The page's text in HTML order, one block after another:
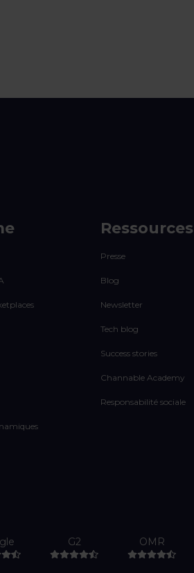
Ressources
Presse
Blog
Newsletter
Tech blog
Success stories
Channable Academy
Responsabilité sociale
G2 OMR